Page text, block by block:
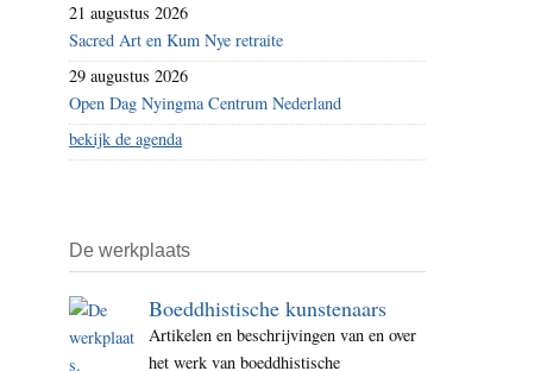
21 augustus 2026
Sacred Art en Kum Nye retraite
29 augustus 2026
Open Dag Nyingma Centrum Nederland
bekijk de agenda
De werkplaats
Boeddhistische kunstenaars
Artikelen en beschrijvingen van en over
het werk van boeddhistische